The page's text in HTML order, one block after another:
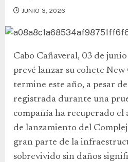
JUNIO 3, 2026
Cabo Cañaveral, 03 de
prevé lanzar su cohete
termine este año, a pesar
registrada durante una
compañía ha recuperado el
de lanzamiento del
gran parte de la
sobrevivido sin daños